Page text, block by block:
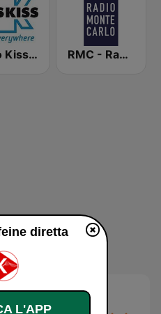
Radio Kiss Kiss RMC - Radio Monte Carlo
diretta
L'APP